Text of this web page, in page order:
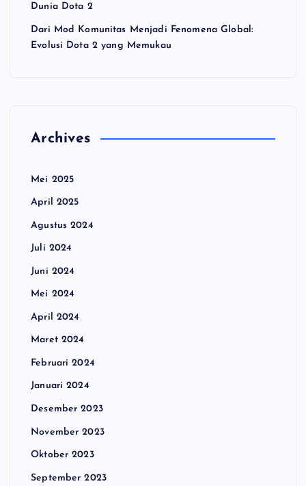
Dunia Dota 2
Dari Mod Komunitas Menjadi Fenomena Global:
Evolusi Dota 2 yang Memukau
Archives
Mei 2025
April 2025
Agustus 2024
Juli 2024
Juni 2024
Mei 2024
April 2024
Maret 2024
Februari 2024
Januari 2024
Desember 2023
November 2023
Oktober 2023
September 2023